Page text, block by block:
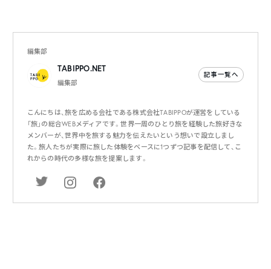
編集部
TABIPPO.NET
編集部
記事一覧へ
こんにちは、旅を広める会社である株式会社TABIPPOが運営をしている
「旅」の総合WEBメディアです。世界一周のひとり旅を経験した旅好きな
メンバーが、世界中を旅する魅力を伝えたいという想いで設立しまし
た。旅人たちが実際に旅した体験をベースに1つずつ記事を配信して、こ
れからの時代の多様な旅を提案します。